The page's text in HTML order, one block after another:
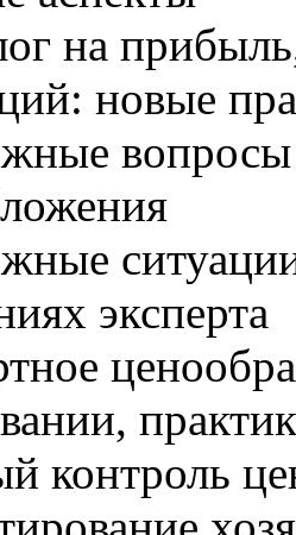
на
новые
вопросы
эксперта
контроль